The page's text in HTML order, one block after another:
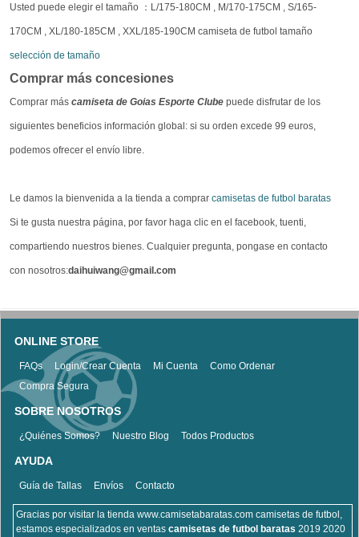
Usted puede elegir el tamaño ：L/175-180CM , M/170-175CM , S/165-
170CM , XL/180-185CM , XXL/185-190CM camiseta de futbol tamaño
selección de tamaño
Comprar más concesiones
Comprar más camiseta de Goias Esporte Clube puede disfrutar de los
siguientes beneficios información global: si su orden excede 99 euros,
podemos ofrecer el envío libre.
Le damos la bienvenida a la tienda a comprar camisetas de futbol baratas
Si te gusta nuestra página, por favor haga clic en el facebook, tuenti,
compartiendo nuestros bienes. Cualquier pregunta, pongase en contacto
con nosotros:daihuiwang@gmail.com
ONLINE STORE
FAQs Login/Crear Cuenta Mi Cuenta
Como Ordenar
Compra Segura
SOBRE NOSOTROS
¿Quiénes Somos? Nuestro Blog Todos Productos
AYUDA
Guía de Tallas Envíos Contacto
Gracias por visitar la tienda www.camisetabaratas.com camisetas de futbol,
estamos especializados en ventas camisetas de futbol baratas 2019 2020